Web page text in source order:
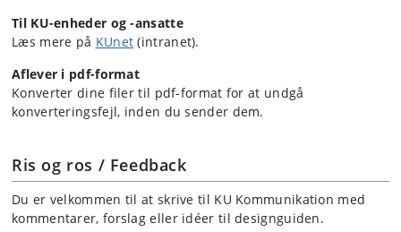
Til KU-enheder og -ansatte
Læs mere på KUnet (intranet).
Aflever i pdf-format
Konverter dine filer til pdf-format for at undgå
konverteringsfejl, inden du sender dem.
Ris og ros / Feedback
Du er velkommen til at skrive til KU Kommunikation med
kommentarer, forslag eller idéer til designguiden.